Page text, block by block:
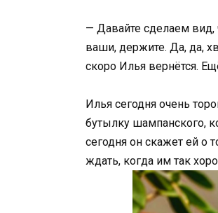
— Давайте сделаем вид,
ваши, держите. Да, да,
скоро Илья вернётся.
Илья сегодня очень
бутылку шампанского,
сегодня он скажет ей о
ждать, когда им так